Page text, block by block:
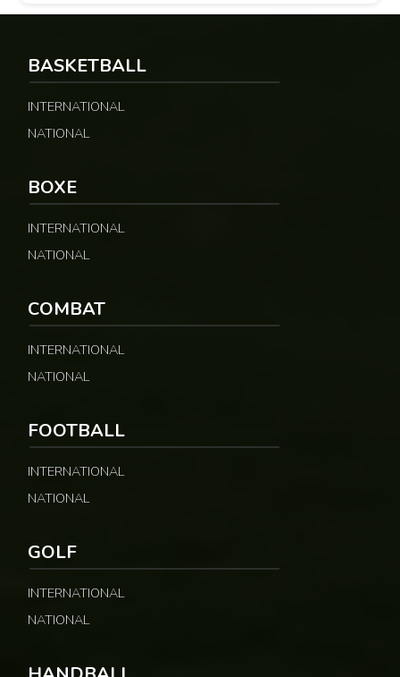
BASKETBALL
INTERNATIONAL
NATIONAL
BOXE
INTERNATIONAL
NATIONAL
COMBAT
INTERNATIONAL
NATIONAL
FOOTBALL
INTERNATIONAL
NATIONAL
GOLF
INTERNATIONAL
NATIONAL